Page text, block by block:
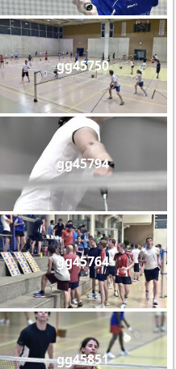
gg45750
gg45794
gg45764
gg45851